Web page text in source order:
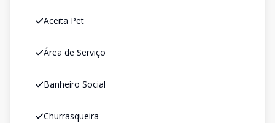
Aceita Pet
Área de Serviço
Banheiro Social
Churrasqueira